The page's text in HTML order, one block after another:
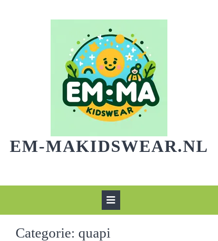
EM-MAKIDSWEAR.NL
Categorie: quapi